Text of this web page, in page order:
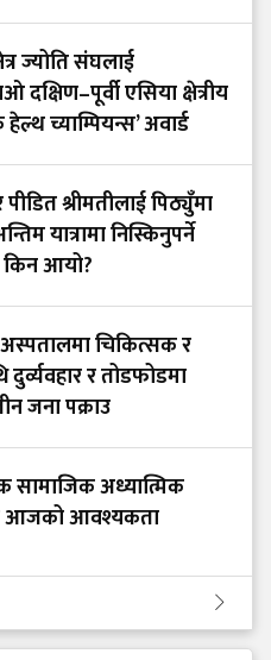
ज्योति संघलाई
दक्षिण–पूर्वी एसिया क्षेत्रीय
च्याम्पियन्स’ अवार्ड
श्रीमतीलाई पिठ्युँमा
यात्रामा निस्किनुपर्ने
आयो?
चिकित्सक र
दुर्व्यवहार र तोडफोडमा
जना पक्राउ
सामाजिक अध्यात्मिक
आजको आवश्यकता